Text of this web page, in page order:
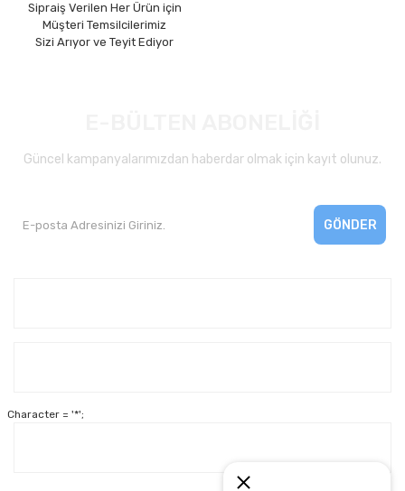
Sipraiş Verilen Her Ürün için
Müşteri Temsilcilerimiz
Sizi Arıyor ve Teyit Ediyor
Güncel kampanyalarımızdan haberdar olmak için kayıt olunuz.
GÖNDER
Character = '*';